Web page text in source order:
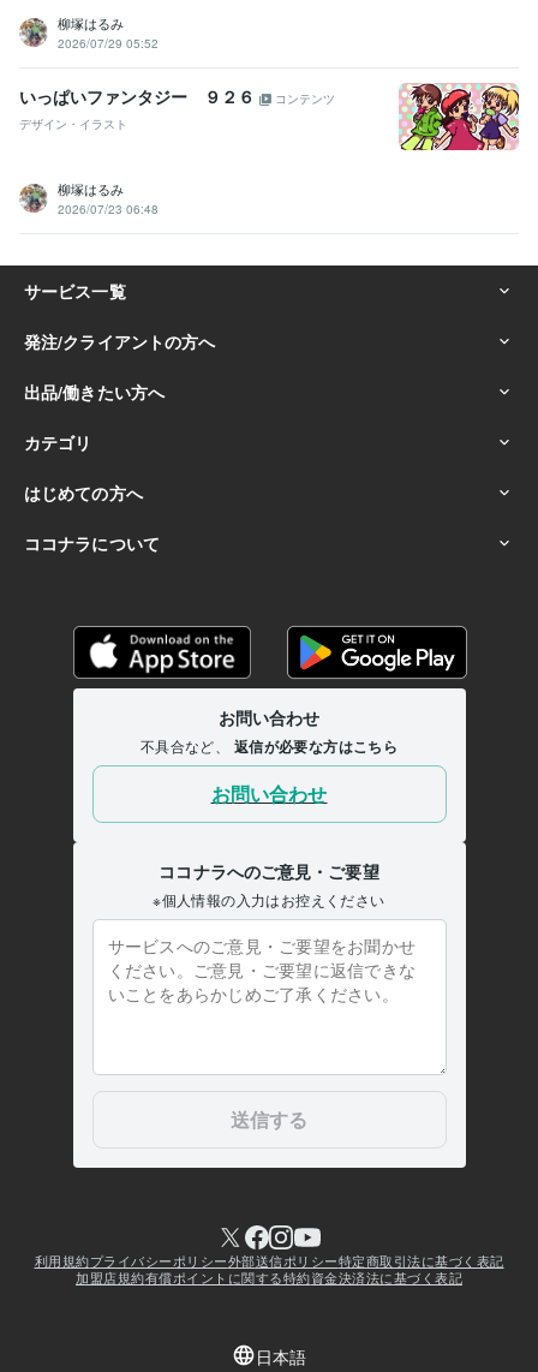
柳塚はるみ
2026/07/29 05:52
いっぱいファンタジー ９２６
コンテンツ
デザイン・イラスト
柳塚はるみ
2026/07/23 06:48